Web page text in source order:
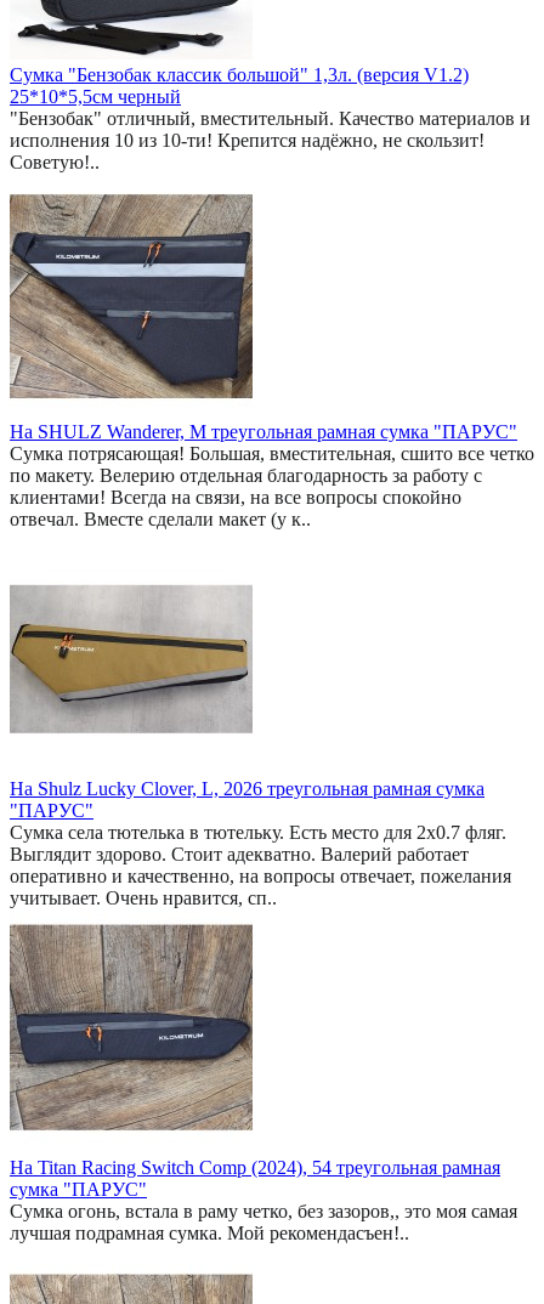
Сумка "Бензобак классик большой" 1,3л. (версия V1.2)
25*10*5,5см черный
"Бензобак" отличный, вместительный. Качество материалов и
исполнения 10 из 10-ти! Крепится надёжно, не скользит!
Советую!..
На SHULZ Wanderer, M треугольная рамная сумка "ПАРУС"
Сумка потрясающая! Большая, вместительная, сшито все четко
по макету. Велерию отдельная благодарность за работу с
клиентами! Всегда на связи, на все вопросы спокойно
отвечал. Вместе сделали макет (у к..
На Shulz Lucky Clover, L, 2026 треугольная рамная сумка
"ПАРУС"
Сумка села тютелька в тютельку. Есть место для 2x0.7 фляг.
Выглядит здорово. Стоит адекватно. Валерий работает
оперативно и качественно, на вопросы отвечает, пожелания
учитывает. Очень нравится, сп..
На Titan Racing Switch Comp (2024), 54 треугольная рамная
сумка "ПАРУС"
Сумка огонь, встала в раму четко, без зазоров,, это моя самая
лучшая подрамная сумка. Мой рекомендасъен!..